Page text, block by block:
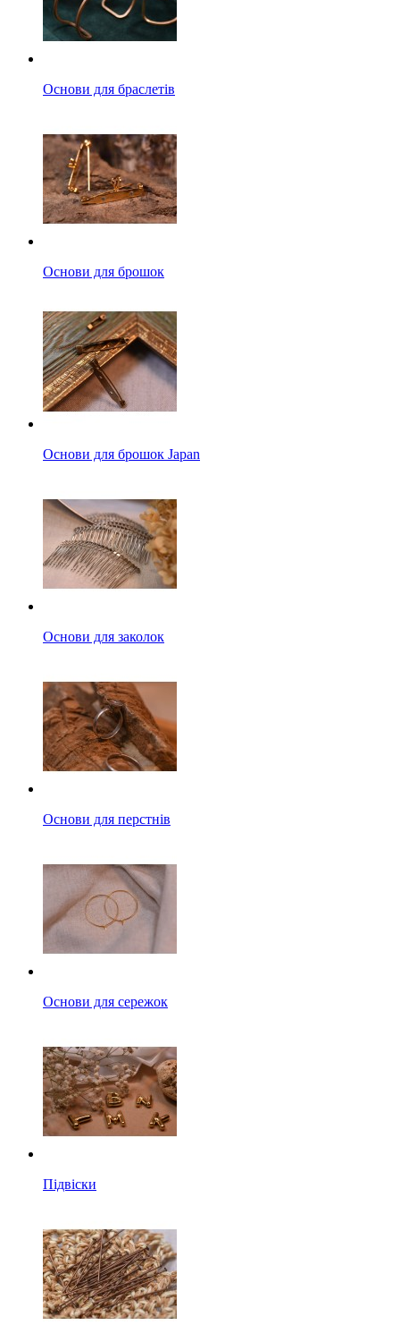
Основи для браслетів
Основи для брошок
Основи для брошок Japan
Основи для заколок
Основи для перстнів
Основи для сережок
Підвіски